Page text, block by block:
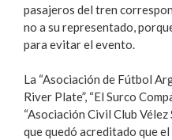
pasajeros del tren
no a su representado,
para evitar el evento.
La “Asociación de Fútbol
River Plate”, “El Surco
“Asociación Civil Club
que quedó acreditado que